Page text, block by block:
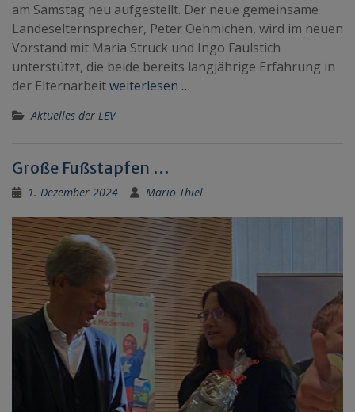
am Samstag neu aufgestellt. Der neue gemeinsame
Landeselternsprecher, Peter Oehmichen, wird im neuen
Vorstand mit Maria Struck und Ingo Faulstich
unterstützt, die beide bereits langjährige Erfahrung in
der Elternarbeitweiterlesen …
Aktuelles der LEV
Große Fußstapfen …
1. Dezember 2024 Mario Thiel